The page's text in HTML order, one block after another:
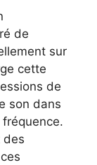
de
sur
cette
de
son dans
fréquence.
des